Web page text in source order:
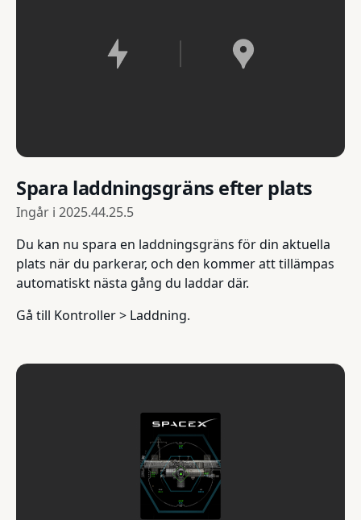
Spara laddningsgräns efter plats
Ingår i 2025.44.25.5
Du kan nu spara en laddningsgräns för din aktuella
plats när du parkerar, och den kommer att tillämpas
automatiskt nästa gång du laddar där.
Gå till Kontroller > Laddning.